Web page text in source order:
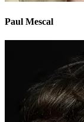
Paul Mescal